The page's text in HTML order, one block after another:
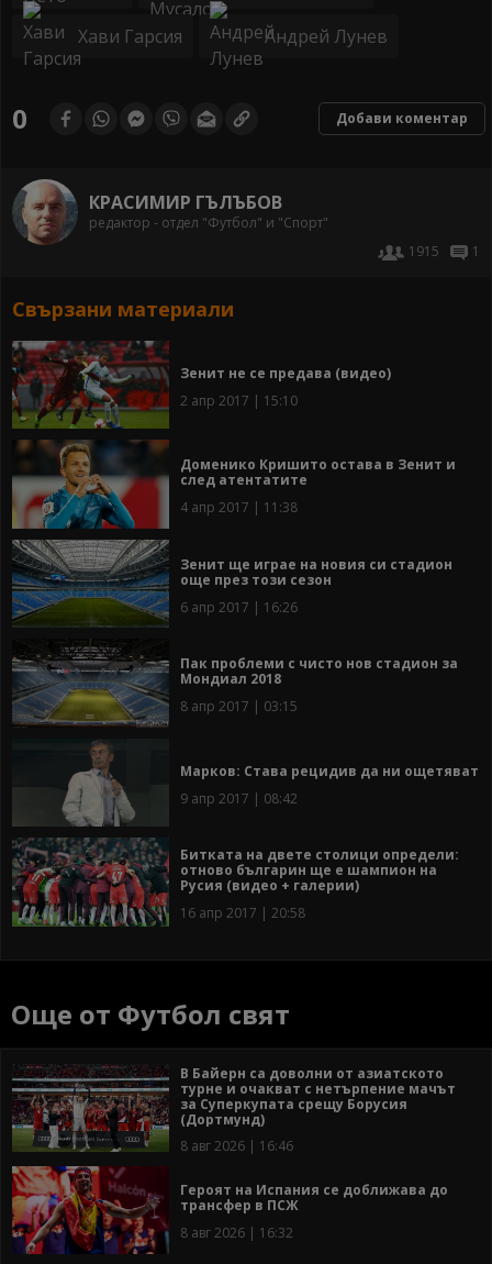
Хави Гарсия Андрей Лунев
0 Добави коментар
КРАСИМИР ГЪЛЪБОВ
редактор - отдел "Футбол" и "Спорт"
1915
1
Свързани материали
Зенит не се предава (видео)
2 апр 2017 | 15:10
Доменико Кришито остава в Зенит и
след атентатите
4 апр 2017 | 11:38
Зенит ще играе на новия си стадион
още през този сезон
6 апр 2017 | 16:26
Пак проблеми с чисто нов стадион за
Мондиал 2018
8 апр 2017 | 03:15
Марков: Става рецидив да ни ощетяват
9 апр 2017 | 08:42
Битката на двете столици определи:
отново българин ще е шампион на
Русия (видео + галерии)
16 апр 2017 | 20:58
Още от Футбол свят
В Байерн са доволни от азиатското
турне и очакват с нетърпение мачът
за Суперкупата срещу Борусия
(Дортмунд)
8 авг 2026 | 16:46
Героят на Испания се доближава до
трансфер в ПСЖ
8 авг 2026 | 16:32